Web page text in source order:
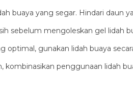
buaya yang segar. Hindari daun
sebelum mengoleskan gel lidah
optimal, gunakan lidah buaya
kombinasikan penggunaan lidah